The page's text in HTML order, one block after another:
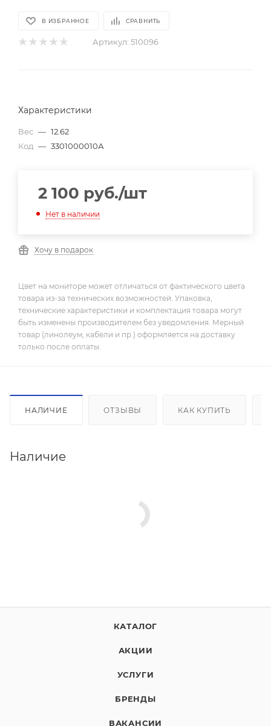
В ИЗБРАННОЕ СРАВНИТЬ
Артикул: 510096
Характеристики
Вес — 12.62
Код — 3301000010А
2 100 руб./шт
Нет в наличии
Хочу в подарок
Цвет на мониторе может отличаться от фактического цвета
товара из-за технических возможностей. Упаковка,
технические характеристики и комплектация товара могут
быть изменены производителем без уведомления. Мерный
товар (линолеум, кабели и пр.) оформляется на доставку
только после оплаты.
НАЛИЧИЕ ОТЗЫВЫ КАК КУПИТЬ
Наличие
КАТАЛОГ
АКЦИИ
УСЛУГИ
БРЕНДЫ
ВАКАНСИИ